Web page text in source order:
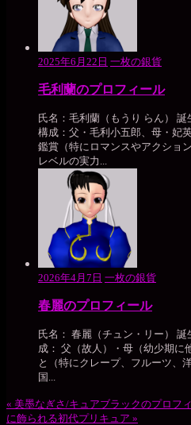
2025年6月22日 一枚の銀貨
毛利蘭のプロフィール
氏名：毛利蘭（もうり らん）
構成：父・毛利小五郎、母・妃
鑑賞（特にロマンスやアクショ
レベルの実力...
2026年4月7日 一枚の銀貨
春麗のプロフィール
氏名： 春麗（チュン・リー）
成： 父（故人）・母（幼少期に
と（特にクレープ、フルーツ、
国...
« 美墨なぎさ/キュアブラックのプロフ
に飾られる初代プリキュア »